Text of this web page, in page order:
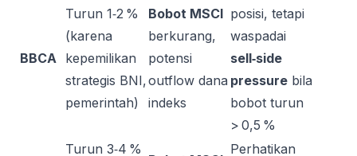
BBCA
Turun 1‑2 %
(karena
kepemilikan
strategis BNI,
pemerintah)
Bobot MSCI
berkurang,
potensi
outflow dana
indeks
posisi, tetapi
waspadai
sell‑side
pressure bila
bobot turun
> 0,5 %
Turun 3‑4 %
Perhatikan